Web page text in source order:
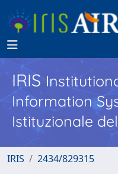
IRIS
Information
Istituzionale
IRIS 2434/829315